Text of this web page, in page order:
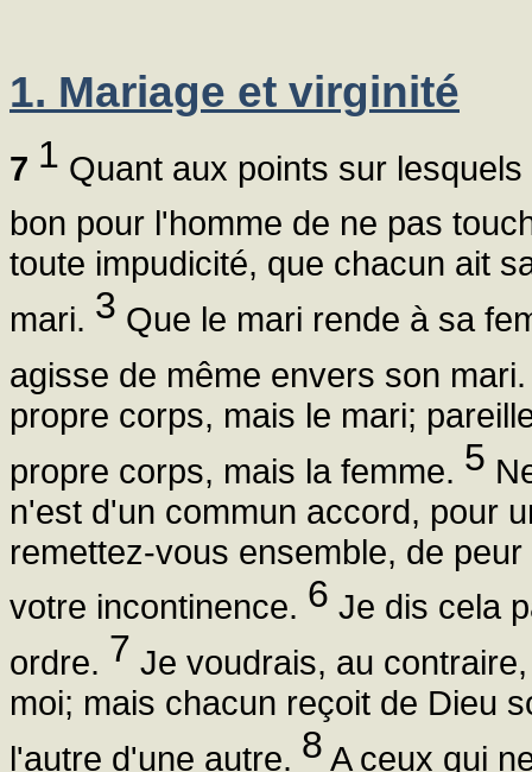
1. Mariage et virginité
7 1 Quant aux points sur
bon pour l'homme de ne pas
toute impudicité, que chacun ait
mari. 3 Que le mari rende à sa
agisse de même envers son
propre corps, mais le mari;
propre corps, mais la femme. 5
n'est d'un commun accord, pour
remettez-vous ensemble, de
votre incontinence. 6 Je dis cela
ordre. 7 Je voudrais, au
moi; mais chacun reçoit de Dieu
l'autre d'une autre. 8 A ceux qui